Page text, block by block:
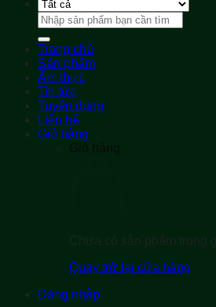
Tìm
kiếm:
Trang chủ
Sản phẩm
Ẩm thực
Tin tức
Tuyển dụng
Liên hệ
Giỏ hàng
Giỏ hàng
Chưa có sản phẩm trong
Quay trở lại cửa hàng
Đăng nhập